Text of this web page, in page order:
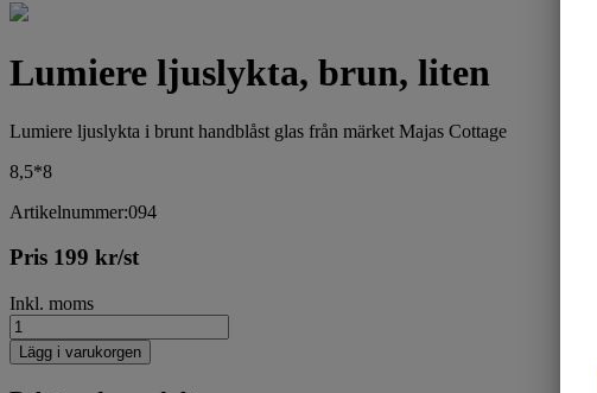
Lumiere ljuslykta, brun, liten
Lumiere ljuslykta i brunt handblåst glas från märket Majas Cottage
8,5*8
Artikelnummer:094
Pris 199 kr/st
Inkl. moms
Lägg i varukorgen